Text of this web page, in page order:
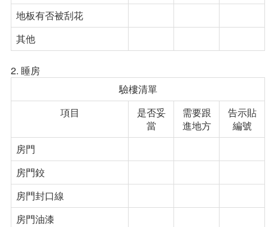
地板有否被刮花
其他
2. 睡房
驗樓清單
項目
是否妥
當
需要跟
進地方
告示貼
編號
房門
房門鉸
房門封口線
房門油漆